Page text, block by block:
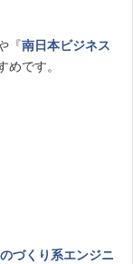
『南日本ビジネス
めです。
づくり系エンジニ